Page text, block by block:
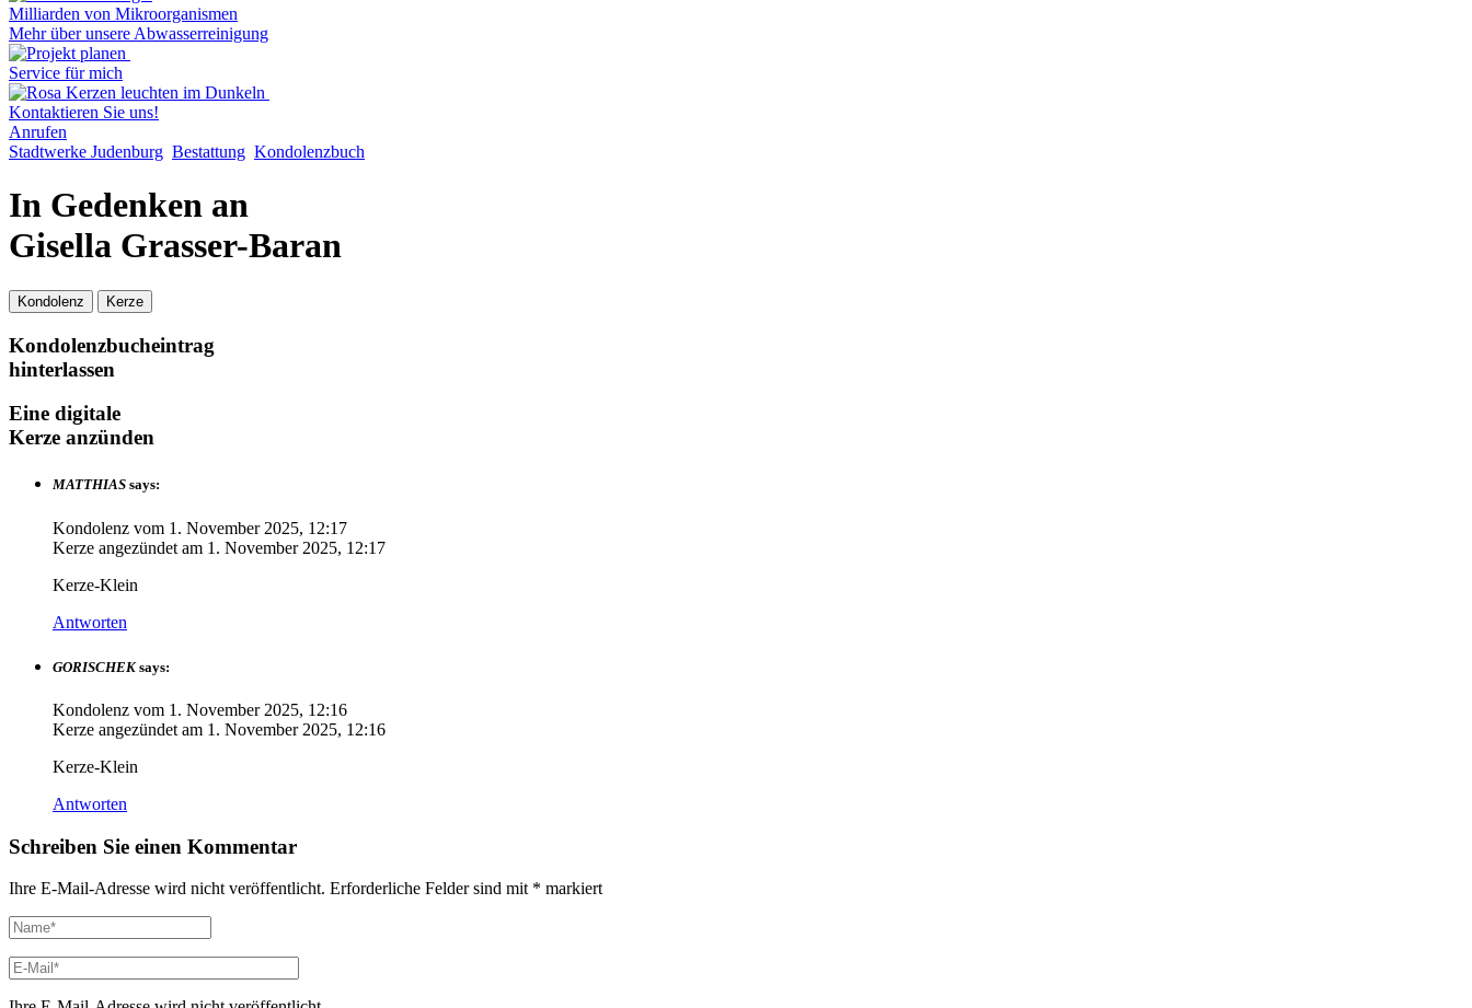
Milliarden von Mikroorganismen
Mehr über unsere Abwasserreinigung
Service für mich
Kontaktieren Sie uns!
Anrufen
Stadtwerke Judenburg Bestattung Kondolenzbuch
In Gedenken an
Gisella Grasser-Baran
Kondolenz Kerze
Kondolenzbucheintrag
hinterlassen
Eine digitale
Kerze anzünden
MATTHIAS says:
Kondolenz vom 1. November 2025, 12:17
Kerze angezündet am 1. November 2025, 12:17
Kerze-Klein
Antworten
GORISCHEK says:
Kondolenz vom 1. November 2025, 12:16
Kerze angezündet am 1. November 2025, 12:16
Kerze-Klein
Antworten
Schreiben Sie einen Kommentar
Ihre E-Mail-Adresse wird nicht veröffentlicht. Erforderliche Felder sind mit * markiert